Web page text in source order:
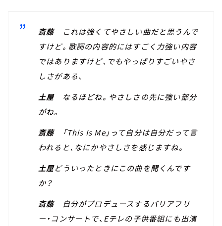
斎藤
これは強くてやさしい曲だと思うんで
すけど。歌詞の内容的にはすごく力強い内容
ではありますけど、でもやっぱりすごいやさ
しさがある、
土屋なるほどね。やさしさの先に強い部分
がね。
斎藤「This Is Me」って自分は自分だって言
われると、なにかやさしさを感じますね。
土屋どういったときにこの曲を聞くんです
か？
斎藤自分がプロデュースするバリアフリ
ー・コンサートで、Eテレの子供番組にも出演